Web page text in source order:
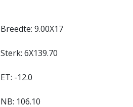
Breedte: 9.00X17
Sterk: 6X139.70
ET: -12.0
NB: 106.10